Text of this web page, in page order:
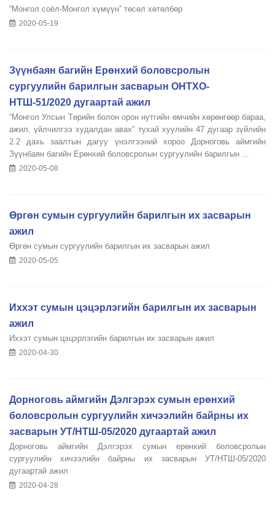
“Монгол соёл-Монгол хүмүүн” төсөл хөтөлбөр
2020-05-19
Зүүнбаян багийн Ерөнхий боловсролын
сургуулийн барилгын засварын ОНТХО-
НТШ-51/2020 дугаартай ажил
“Монгол Улсын Төрийн болон орон нутгийн өмчийн хөрөнгөөр бараа,
ажил, үйлчилгээ худалдан авах” тухай хуулийн 47 дугаар зүйлийн
2.2 дахь заалтын дагуу үнэлгээний хороо Дорноговь аймгийн
Зүүнбаян багийн Ерөнхий боловсролын сургуулийн барилгын ...
2020-05-08
Өргөн сумын сургуулийн барилгын их засварын
ажил
Өргөн сумын сургуулийн барилгын их засварын ажил
2020-05-05
Иххэт сумын цэцэрлэгийн барилгын их засварын
ажил
Иххэт сумын цэцэрлэгийн барилгын их засварын ажил
2020-04-30
Дорноговь аймгийн Дэлгэрэх сумын ерөнхий
боловсролын сургуулийн хичээлийн байрны их
засварын УТ/НТШ-05/2020 дугаартай ажил
Дорноговь аймгийн Дэлгэрэх сумын ерөнхий боловсролын
сургуулийн хичээлийн байрны их засварын УТ/НТШ-05/2020
дугаартай ажил
2020-04-28